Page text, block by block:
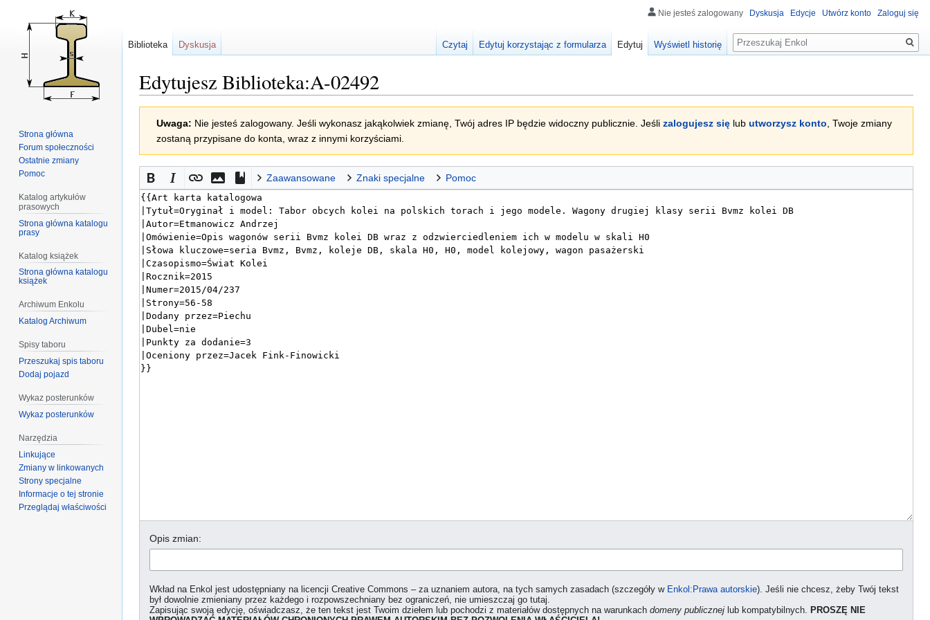
Edytujesz Biblioteka:A-02492
nawigacji
wyszukiwania
Uwaga: Nie jesteś zalogowany. Jeśli wykonasz jakąkolwiek zmianę, Twój adres IP będzie widoczny publicznie. Jeśli zalogujesz się lub utworzysz konto, Twoje zmiany
zostaną przypisane do konta, wraz z innymi korzyściami.
Zaawansowane Znaki specjalne Pomoc
Opis zmian:
Wkład na Enkol jest udostępniany na licencji Creative Commons – za uznaniem autora, na tych samych zasadach (szczegóły w Enkol:Prawa autorskie). Jeśli nie chcesz, żeby Twój tekst
był dowolnie zmieniany przez każdego i rozpowszechniany bez ograniczeń, nie umieszczaj go tutaj.
Zapisując swoją edycję, oświadczasz, że ten tekst jest Twoim dziełem lub pochodzi z materiałów dostępnych na warunkach domeny publicznej lub kompatybilnych. PROSZĘ NIE
Nie jesteś zalogowany Dyskusja Edycje Utwórz konto Zaloguj się
Biblioteka Dyskusja Czytaj Edytuj korzystając z formularza Edytuj Wyświetl historię
Szukaj
Strona główna
Forum społeczności
Ostatnie zmiany
Pomoc
Katalog artykułów
prasowych
Strona główna katalogu
prasy
Katalog książek
Strona główna katalogu
książek
Archiwum Enkolu
Katalog Archiwum
Spisy taboru
Przeszukaj spis taboru
Dodaj pojazd
Wykaz posterunków
Wykaz posterunków
Narzędzia
Linkujące
Zmiany w linkowanych
Strony specjalne
Informacje o tej stronie
Przeglądaj właściwości